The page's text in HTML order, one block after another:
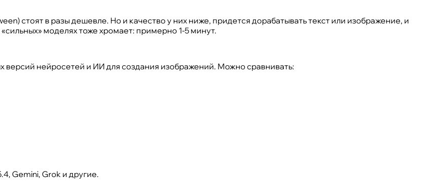
стоят в разы дешевле. Но и качество у них ниже, придется дорабатывать текст или изображение, и
моделях тоже хромает: примерно 1-5 минут.
версий нейросетей и ИИ для создания изображений. Можно сравнивать:
Gemini, Grok и другие.